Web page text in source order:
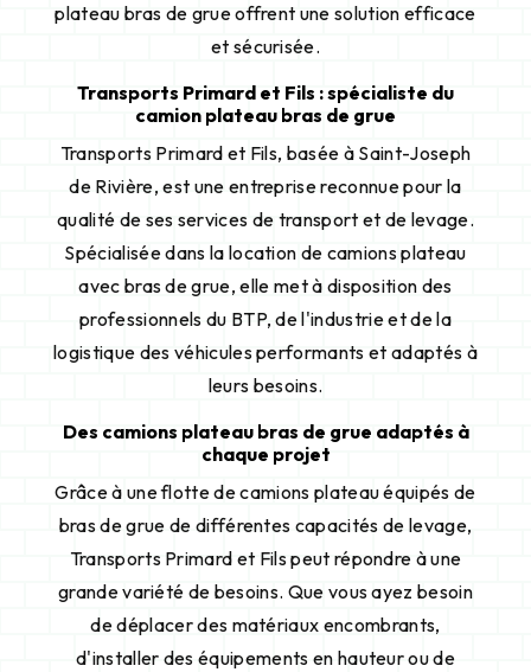
plateau bras de grue offrent une solution efficace
et sécurisée.
Transports Primard et Fils : spécialiste du
camion plateau bras de grue
Transports Primard et Fils, basée à Saint-Joseph
de Rivière, est une entreprise reconnue pour la
qualité de ses services de transport et de levage.
Spécialisée dans la location de camions plateau
avec bras de grue, elle met à disposition des
professionnels du BTP, de l'industrie et de la
logistique des véhicules performants et adaptés à
leurs besoins.
Des camions plateau bras de grue adaptés à
chaque projet
Grâce à une flotte de camions plateau équipés de
bras de grue de différentes capacités de levage,
Transports Primard et Fils peut répondre à une
grande variété de besoins. Que vous ayez besoin
de déplacer des matériaux encombrants,
d'installer des équipements en hauteur ou de